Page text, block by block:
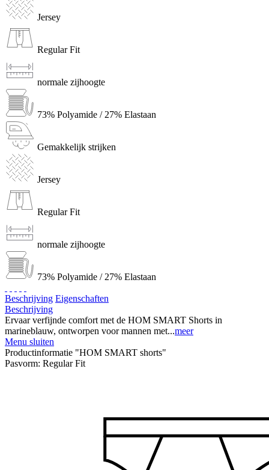
Jersey
Regular Fit
normale zijhoogte
73% Polyamide / 27% Elastaan
Gemakkelijk strijken
Jersey
Regular Fit
normale zijhoogte
73% Polyamide / 27% Elastaan
Beschrijving Eigenschaften
Beschrijving
Ervaar verfijnde comfort met de HOM SMART Shorts in
marineblauw, ontworpen voor mannen met...meer
Menu sluiten
Productinformatie "HOM SMART shorts"
Pasvorm: Regular Fit